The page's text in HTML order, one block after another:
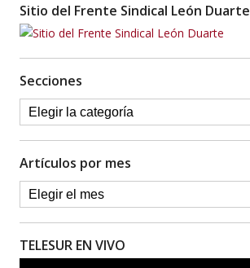
Sitio del Frente Sindical León Duarte
Secciones
Artículos por mes
TELESUR EN VIVO